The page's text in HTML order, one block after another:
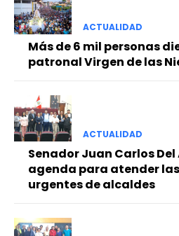
ACTUALIDAD
Más de 6 mil personas
patronal Virgen de las
ACTUALIDAD
Senador Juan Carlos
agenda para atender
urgentes de alcaldes